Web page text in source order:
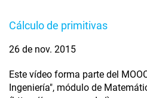
Cálculo de primitivas
26 de nov. 2015
Este vídeo forma parte del
Ingeniería", módulo de